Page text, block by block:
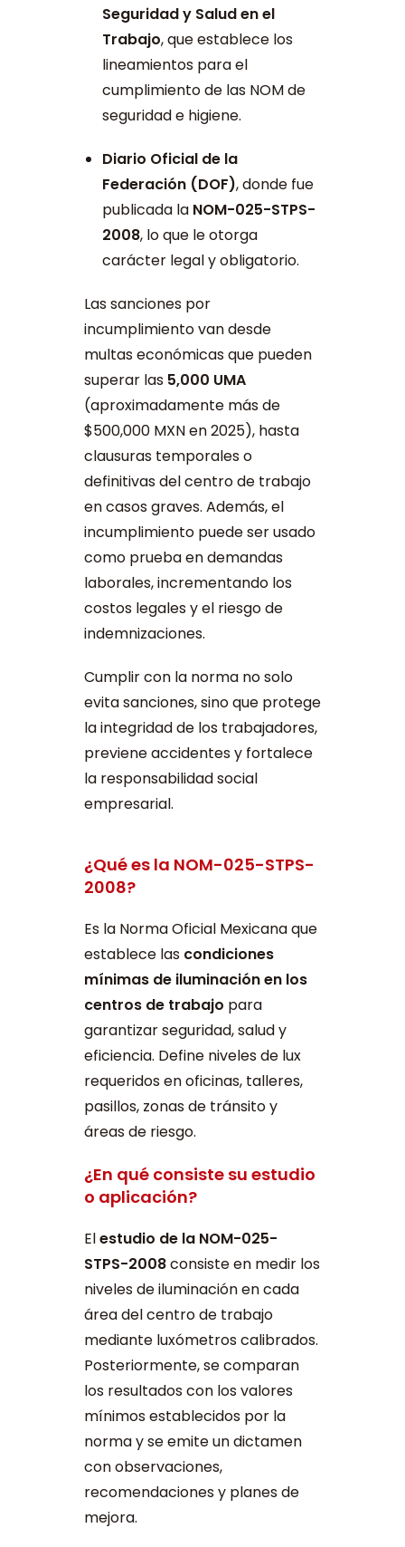
Seguridad y Salud en el
Trabajo, que establece los
lineamientos para el
cumplimiento de las NOM de
seguridad e higiene.
Diario Oficial de la
Federación (DOF), donde fue
publicada la NOM-025-STPS-
2008, lo que le otorga
carácter legal y obligatorio.
Las sanciones por
incumplimiento van desde
multas económicas que pueden
superar las 5,000 UMA
(aproximadamente más de
$500,000 MXN en 2025), hasta
clausuras temporales o
definitivas del centro de trabajo
en casos graves. Además, el
incumplimiento puede ser usado
como prueba en demandas
laborales, incrementando los
costos legales y el riesgo de
indemnizaciones.
Cumplir con la norma no solo
evita sanciones, sino que protege
la integridad de los trabajadores,
previene accidentes y fortalece
la responsabilidad social
empresarial.
¿Qué es la NOM-025-STPS-
2008?
Es la Norma Oficial Mexicana que
establece las condiciones
mínimas de iluminación en los
centros de trabajo para
garantizar seguridad, salud y
eficiencia. Define niveles de lux
requeridos en oficinas, talleres,
pasillos, zonas de tránsito y
áreas de riesgo.
¿En qué consiste su estudio
o aplicación?
Elestudio de la NOM-025-
STPS-2008consiste en medir los
niveles de iluminación en cada
área del centro de trabajo
mediante luxómetros calibrados.
Posteriormente, se comparan
los resultados con los valores
mínimos establecidos por la
norma y se emite un dictamen
con observaciones,
recomendaciones y planes de
mejora.